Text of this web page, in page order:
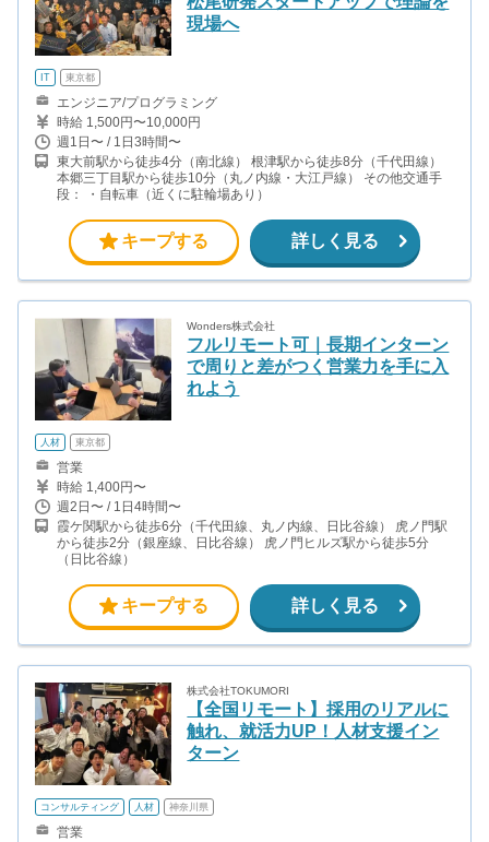
現場へ
IT 東京都
エンジニア/プログラミング
時給 1,500円〜10,000円
週1日〜 / 1日3時間〜
東大前駅から徒歩4分（南北線） 根津駅から徒歩8分（千代田線）
本郷三丁目駅から徒歩10分（丸ノ内線・大江戸線） その他交通手
段： ・自転車（近くに駐輪場あり）
キープする 詳しく見る
Wonders株式会社
フルリモート可｜長期インターン
で周りと差がつく営業力を手に入
れよう
人材 東京都
営業
時給 1,400円〜
週2日〜 / 1日4時間〜
霞ケ関駅から徒歩6分（千代田線、丸ノ内線、日比谷線） 虎ノ門駅
から徒歩2分（銀座線、日比谷線） 虎ノ門ヒルズ駅から徒歩5分
（日比谷線）
キープする 詳しく見る
株式会社TOKUMORI
【全国リモート】採用のリアルに
触れ、就活力UP！人材支援イン
ターン
コンサルティング 人材 神奈川県
営業